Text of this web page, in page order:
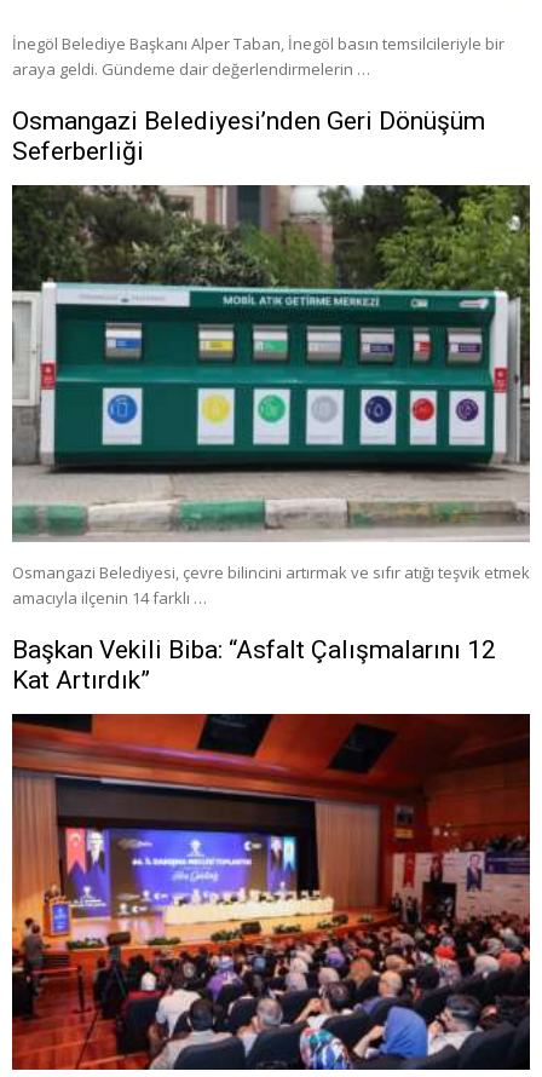
İnegöl Belediye Başkanı Alper Taban, İnegöl basın temsilcileriyle bir
araya geldi. Gündeme dair değerlendirmelerin …
Osmangazi Belediyesi’nden Geri Dönüşüm
Seferberliği
Osmangazi Belediyesi, çevre bilincini artırmak ve sıfır atığı teşvik etmek
amacıyla ilçenin 14 farklı …
Başkan Vekili Biba: “Asfalt Çalışmalarını 12
Kat Artırdık”